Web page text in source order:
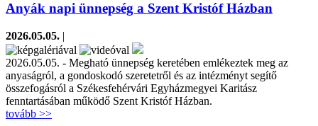
Anyák napi ünnepség a Szent Kristóf Házban
2026.05.05. |
2026.05.05. - Megható ünnepség keretében emlékeztek meg az
anyaságról, a gondoskodó szeretetről és az intézményt segítő
összefogásról a Székesfehérvári Egyházmegyei Karitász
fenntartásában működő Szent Kristóf Házban.
tovább >>